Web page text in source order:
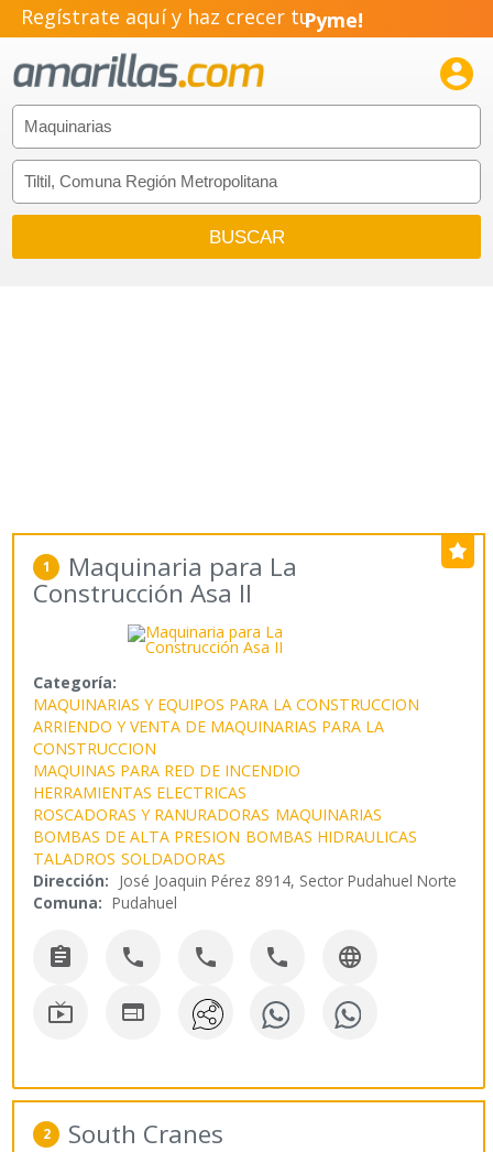
Regístrate aquí y haz crecer tuPyme!
Emprendimiento!

1 Maquinaria para La
Construcción Asa II
Categoría:
MAQUINARIAS Y EQUIPOS PARA LA CONSTRUCCION
ARRIENDO Y VENTA DE MAQUINARIAS PARA LA
CONSTRUCCION
MAQUINAS PARA RED DE INCENDIO
HERRAMIENTAS ELECTRICAS
ROSCADORAS Y RANURADORAS MAQUINARIAS
BOMBAS DE ALTA PRESION BOMBAS HIDRAULICAS
TALADROS SOLDADORAS
Dirección: José Joaquin Pérez 8914, Sector Pudahuel Norte
Comuna: Pudahuel
    
 
2 South Cranes